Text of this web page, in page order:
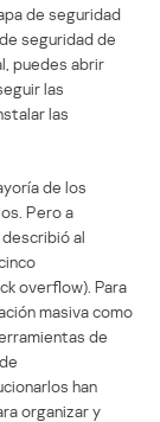
de seguridad
seguridad de
puedes abrir
las
las
de los
Pero a
al
overflow). Para
masiva como
de
han
organizar y